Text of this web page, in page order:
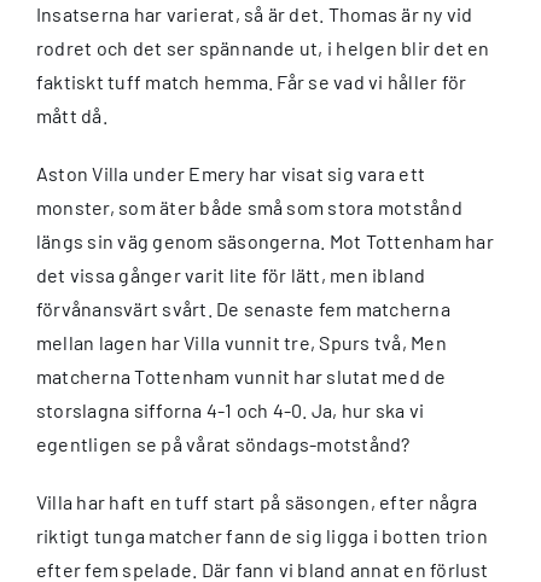
Insatserna har varierat, så är det. Thomas är ny vid
rodret och det ser spännande ut, i helgen blir det en
faktiskt tuff match hemma. Får se vad vi håller för
mått då.
Aston Villa under Emery har visat sig vara ett
monster, som äter både små som stora motstånd
längs sin väg genom säsongerna. Mot Tottenham har
det vissa gånger varit lite för lätt, men ibland
förvånansvärt svårt. De senaste fem matcherna
mellan lagen har Villa vunnit tre, Spurs två, Men
matcherna Tottenham vunnit har slutat med de
storslagna sifforna 4-1 och 4-0. Ja, hur ska vi
egentligen se på vårat söndags-motstånd?
Villa har haft en tuff start på säsongen, efter några
riktigt tunga matcher fann de sig ligga i botten trion
efter fem spelade. Där fann vi bland annat en förlust